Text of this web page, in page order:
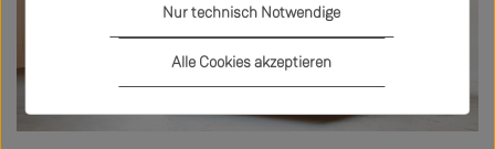
Nur technisch Notwendige
Alle Cookies akzeptieren